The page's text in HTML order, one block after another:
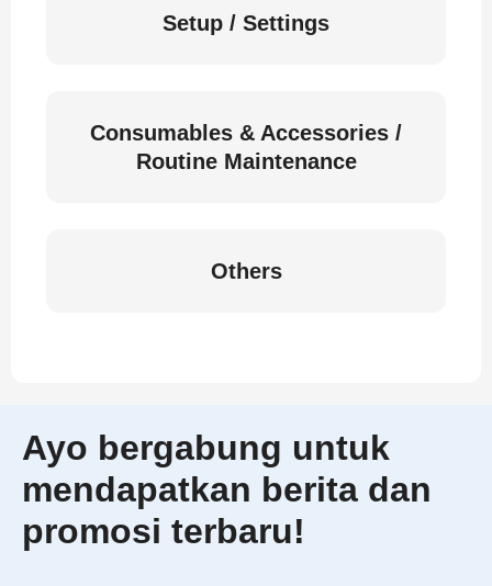
Setup / Settings
Consumables & Accessories /
Routine Maintenance
Others
Ayo bergabung untuk
mendapatkan berita dan
promosi terbaru!